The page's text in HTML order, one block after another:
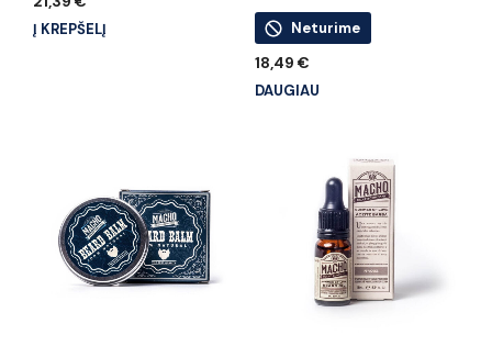
Į KREPŠELĮ Neturime
18,49 €
DAUGIAU